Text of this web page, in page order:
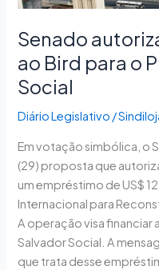
Senado
ao Bird para o
Social
Diário Legislativo /
Em votação simbólica, o
(29) proposta que
um empréstimo de US$
Internacional para
A operação visa financiar
Salvador Social. A
que trata desse
o
Salvador
Social